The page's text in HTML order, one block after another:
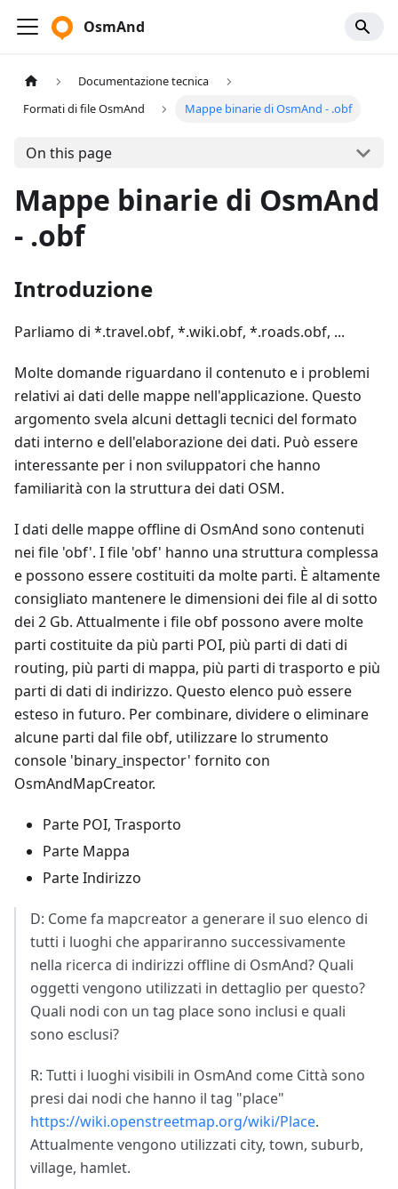
OsmAnd
Documentazione tecnica
Formati di file OsmAnd
Mappe binarie di OsmAnd - .obf
On this page
Mappe binarie di OsmAnd
- .obf
Introduzione
Parliamo di *.travel.obf, *.wiki.obf, *.roads.obf, ...
Molte domande riguardano il contenuto e i problemi
relativi ai dati delle mappe nell'applicazione. Questo
argomento svela alcuni dettagli tecnici del formato
dati interno e dell'elaborazione dei dati. Può essere
interessante per i non sviluppatori che hanno
familiarità con la struttura dei dati OSM.
I dati delle mappe offline di OsmAnd sono contenuti
nei file 'obf'. I file 'obf' hanno una struttura complessa
e possono essere costituiti da molte parti. È altamente
consigliato mantenere le dimensioni dei file al di sotto
dei 2 Gb. Attualmente i file obf possono avere molte
parti costituite da più parti POI, più parti di dati di
routing, più parti di mappa, più parti di trasporto e più
parti di dati di indirizzo. Questo elenco può essere
esteso in futuro. Per combinare, dividere o eliminare
alcune parti dal file obf, utilizzare lo strumento
console 'binary_inspector' fornito con
OsmAndMapCreator.
Parte POI, Trasporto
Parte Mappa
Parte Indirizzo
D: Come fa mapcreator a generare il suo elenco di
tutti i luoghi che appariranno successivamente
nella ricerca di indirizzi offline di OsmAnd? Quali
oggetti vengono utilizzati in dettaglio per questo?
Quali nodi con un tag place sono inclusi e quali
sono esclusi?
R: Tutti i luoghi visibili in OsmAnd come Città sono
presi dai nodi che hanno il tag "place"
https://wiki.openstreetmap.org/wiki/Place.
Attualmente vengono utilizzati city, town, suburb,
village, hamlet.